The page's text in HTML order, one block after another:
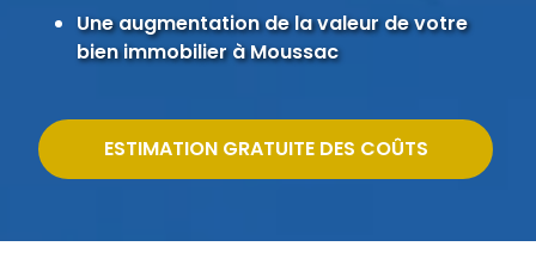
Une augmentation de la valeur de votre
bien immobilier à Moussac
ESTIMATION GRATUITE DES COÛTS